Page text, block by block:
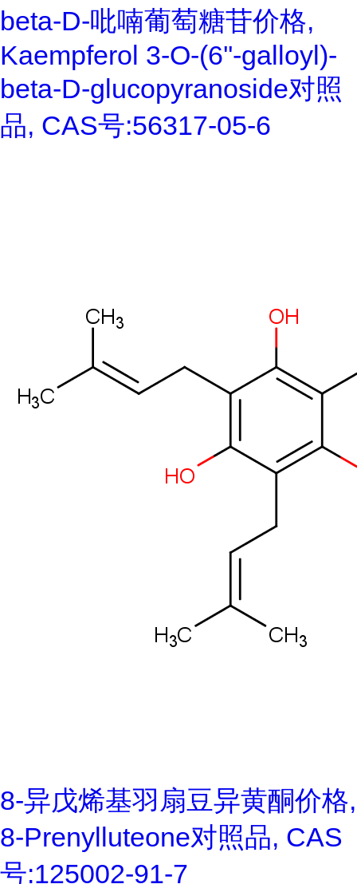
beta-D-吡喃葡萄糖苷价格,
Kaempferol 3-O-(6''-galloyl)-
beta-D-glucopyranoside对照
品, CAS号:56317-05-6
8-异戊烯基羽扇豆异黄酮价格,
8-Prenylluteone对照品, CAS
号:125002-91-7